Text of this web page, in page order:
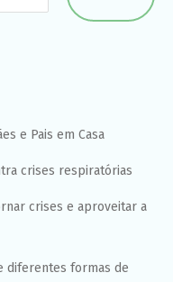
e Pais em Casa
crises respiratórias
crises e aproveitar a
diferentes formas de